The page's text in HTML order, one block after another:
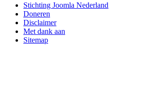
Stichting Joomla Nederland
Doneren
Disclaimer
Met dank aan
Sitemap